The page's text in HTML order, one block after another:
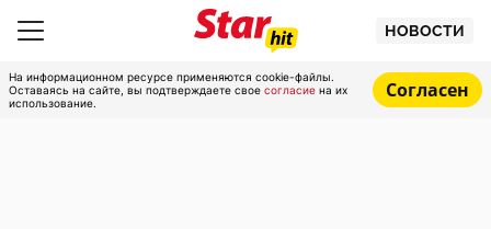
НОВОСТИ
На информационном ресурсе применяются cookie-файлы.
Оставаясь на сайте, вы подтверждаете свое согласие на их
использование.
Согласен